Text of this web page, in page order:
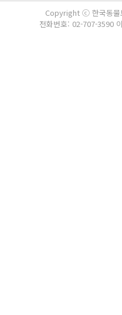
Copyright ⓒ 한국동
전화번호: 02-707-3590